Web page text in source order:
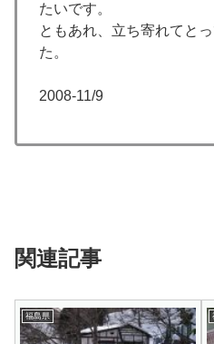
たいです。
ともあれ、立ち寄れてと
た。
2008-11/9
関連記事
福島県